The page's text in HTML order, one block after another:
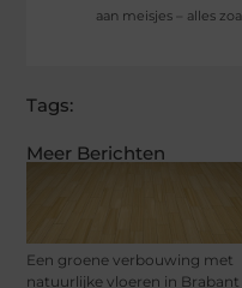
Meer Berichten
Een groene verbouwing met
natuurlijke vloeren in Brabant
aan meisjes – alles
Tags: